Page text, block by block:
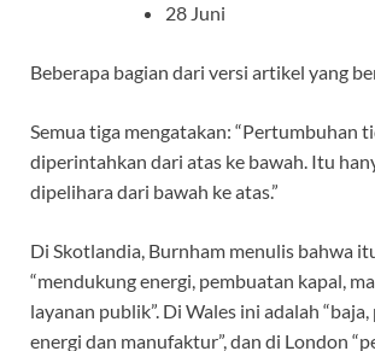
28 Juni
Beberapa bagian dari versi artikel yang
Semua tiga mengatakan: “Pertumbuhan
diperintahkan dari atas ke bawah. Itu
dipelihara dari bawah ke atas.”
Di Skotlandia, Burnham menulis bahwa
“mendukung energi, pembuatan kapal,
layanan publik”. Di Wales ini adalah
energi dan manufaktur”, dan di London